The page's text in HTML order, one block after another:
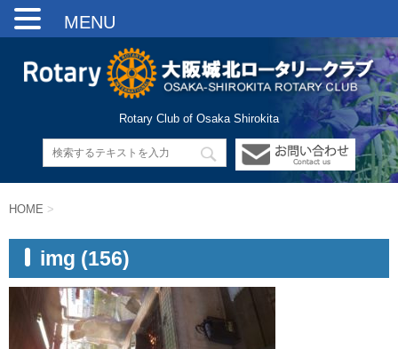
Rotary Club of Osaka Shirokita
HOME >
img (156)
MENU